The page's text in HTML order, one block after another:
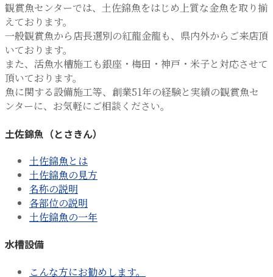
観賞魚センターでは、土佐錦魚をはじめ上質な金魚を取り揃
えております。
一般観賞魚から店長選別の紅龍金龍も、県内外からご来店頂
いております。
また、活魚水槽施工も銀座・梅田・神戸・米子と対応させて
頂いております。
魚に関する設備施工等、創業51年の経験と実績の観賞魚セ
ンターに、お気軽にご相談ください。
土佐錦魚（とさきん）
土佐錦魚とは
土佐錦魚の見方
名称の説明
各部位の説明
土佐錦魚の一年
水槽設備
こんな方にお勧めします。